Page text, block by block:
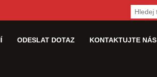
ODESLAT DOTAZ KONTAKTUJTE NÁS